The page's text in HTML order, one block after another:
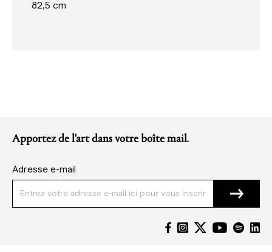
82,5 cm
Apportez de l'art dans votre boîte mail.
Adresse e-mail